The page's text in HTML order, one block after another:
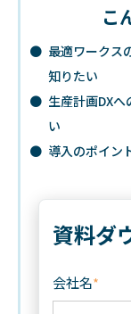
こ
● 最適ワークス
知りたい
● 生産計画DXへ
い
● 導入のポイン
資料ダ
会社名*